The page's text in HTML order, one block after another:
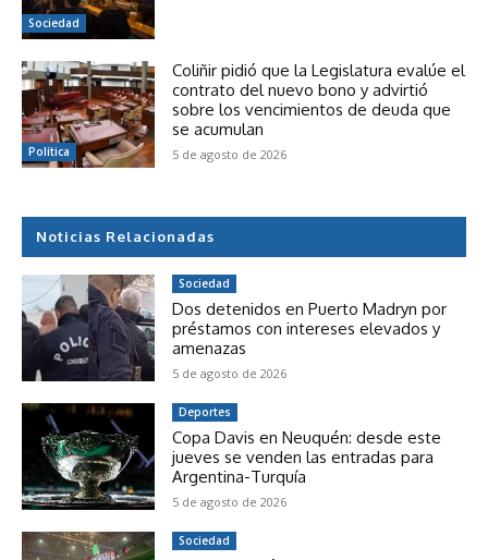
Sociedad
Política
Coliñir pidió que la Legislatura evalúe el
contrato del nuevo bono y advirtió
sobre los vencimientos de deuda que
se acumulan
5 de agosto de 2026
Noticias Relacionadas
Sociedad
Dos detenidos en Puerto Madryn por
préstamos con intereses elevados y
amenazas
5 de agosto de 2026
Deportes
Copa Davis en Neuquén: desde este
jueves se venden las entradas para
Argentina-Turquía
5 de agosto de 2026
Sociedad